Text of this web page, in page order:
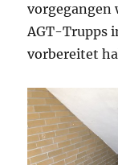
vorgegangen
AGT-Trupps
vorbereitet